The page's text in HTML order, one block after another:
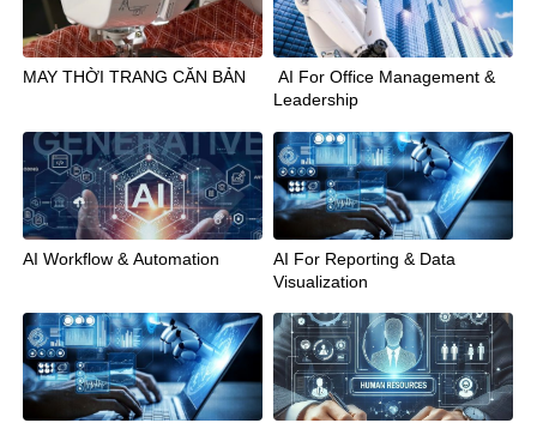
MAY THỜI TRANG CĂN BẢN
AI For Office Management &
Leadership
AI Workflow & Automation
AI For Reporting & Data
Visualization